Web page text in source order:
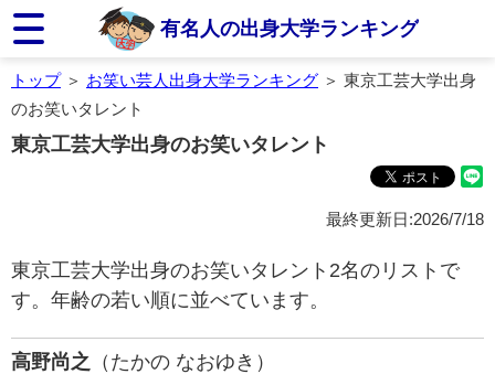
有名人の出身大学ランキング
トップ＞ お笑い芸人出身大学ランキング ＞ 東京工芸大学出身
のお笑いタレント
東京工芸大学出身のお笑いタレント
最終更新日:2026/7/18
東京工芸大学出身のお笑いタレント2名のリストで
す。年齢の若い順に並べています。
高野尚之 （たかの なおゆき）